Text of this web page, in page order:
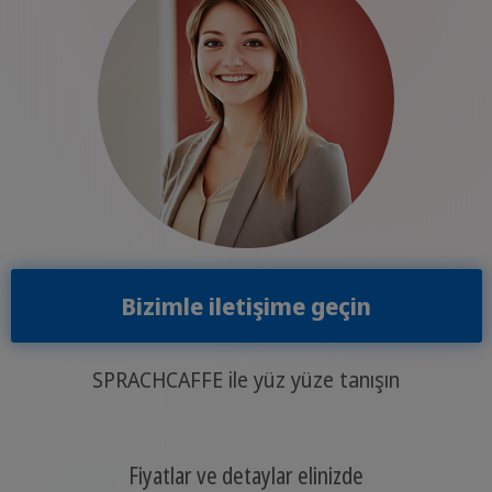
Bizimle iletişime geçin
SPRACHCAFFE ile yüz yüze tanışın
Fiyatlar ve detaylar elinizde